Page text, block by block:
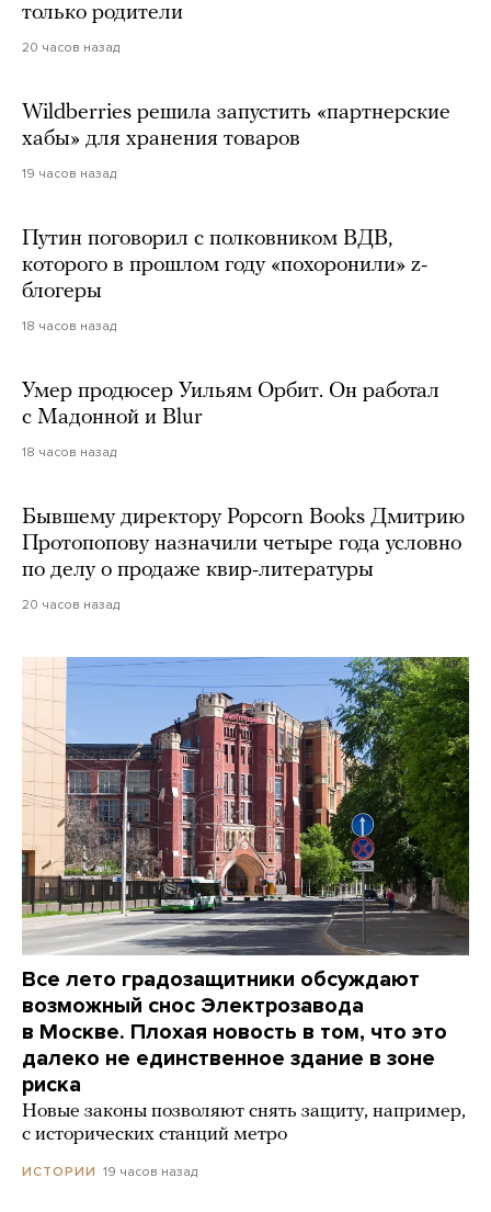
только родители
20 часов назад
Wildberries решила запустить «партнерские
хабы» для хранения товаров
19 часов назад
Путин поговорил с полковником ВДВ,
которого в прошлом году «похоронили» z-
блогеры
18 часов назад
Умер продюсер Уильям Орбит. Он работал
с Мадонной и Blur
18 часов назад
Бывшему директору Popcorn Books Дмитрию
Протопопову назначили четыре года условно
по делу о продаже квир-литературы
20 часов назад
Все лето градозащитники обсуждают
возможный снос Электрозавода
в Москве. Плохая новость в том, что это
далеко не единственное здание в зоне
риска
Новые законы позволяют снять защиту, например,
с исторических станций метро
ИСТОРИИ 19 часов назад